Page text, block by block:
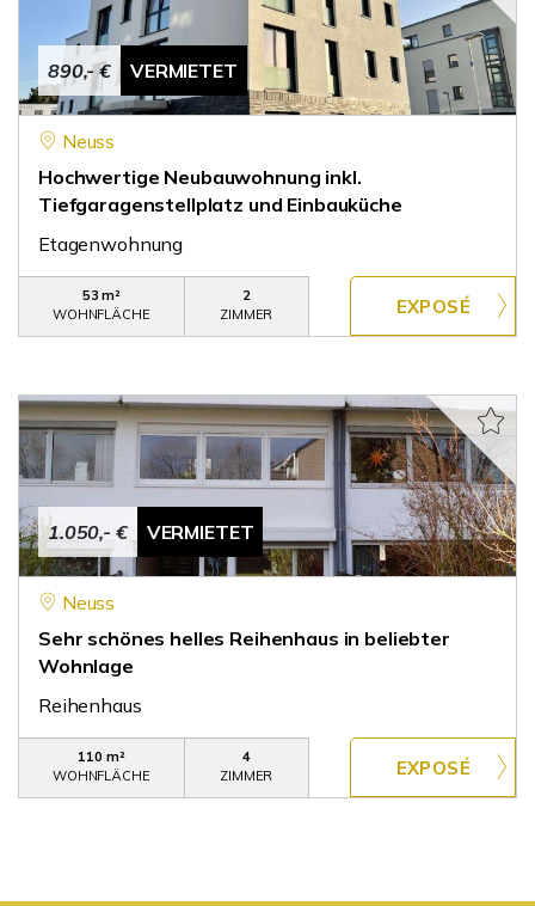
890,- € VERMIETET
Neuss
Hochwertige Neubauwohnung inkl.
Tiefgaragenstellplatz und Einbauküche
Etagenwohnung
53 m²
WOHNFLÄCHE
2
ZIMMER
1.050,- € VERMIETET
Neuss
Sehr schönes helles Reihenhaus in beliebter
Wohnlage
Reihenhaus
110 m²
WOHNFLÄCHE
4
ZIMMER